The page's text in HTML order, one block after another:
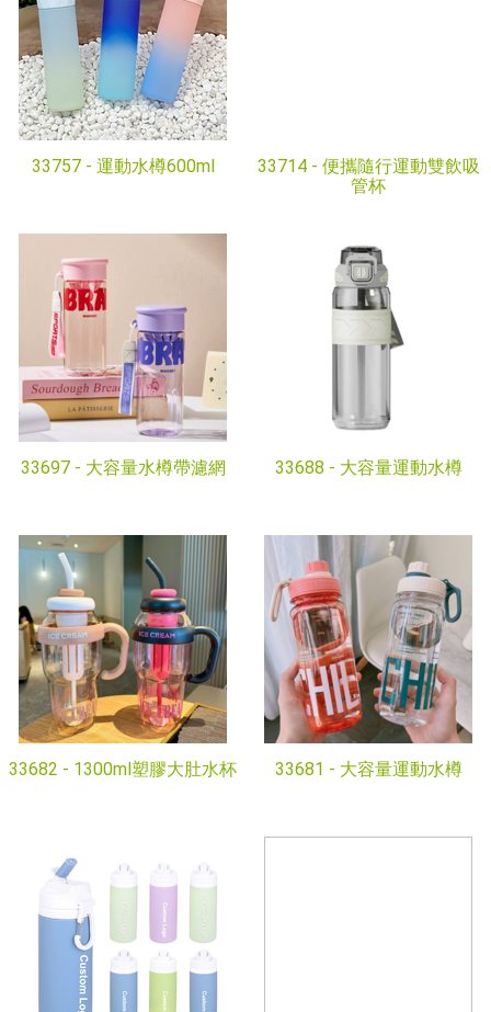
33757 - 運動水樽600ml 33714 - 便攜隨行運動雙飲吸
管杯
33697 - 大容量水樽帶濾網 33688 - 大容量運動水樽
33682 - 1300ml塑膠大肚水杯 33681 - 大容量運動水樽